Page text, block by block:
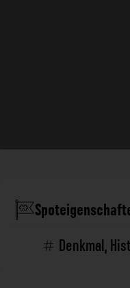
Denkmal,